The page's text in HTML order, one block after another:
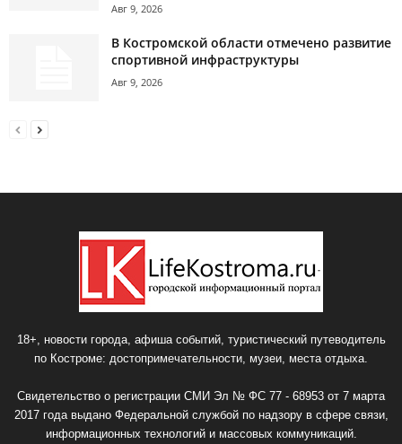
Авг 9, 2026
В Костромской области отмечено развитие
спортивной инфраструктуры
Авг 9, 2026
18+, новости города, афиша событий, туристический путеводитель
по Костроме: достопримечательности, музеи, места отдыха.
Свидетельство о регистрации СМИ Эл № ФС 77 - 68953 от 7 марта
2017 года выдано Федеральной службой по надзору в сфере связи,
информационных технологий и массовых коммуникаций.